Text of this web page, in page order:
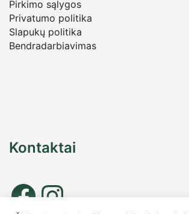
Pirkimo sąlygos
Privatumo politika
Slapukų politika
Bendradarbiavimas
Kontaktai